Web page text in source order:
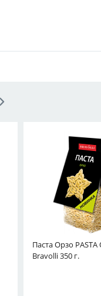
Паста Орзо PASTA
Bravolli 350 г.